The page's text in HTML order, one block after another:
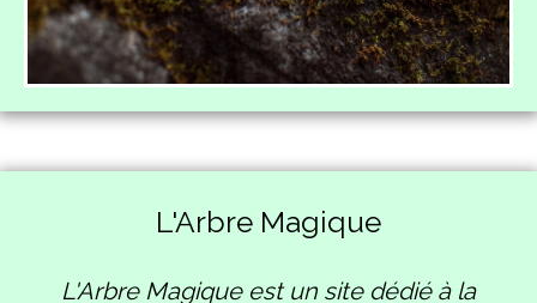
L'Arbre Magique
L'Arbre Magique est un site dédié à la